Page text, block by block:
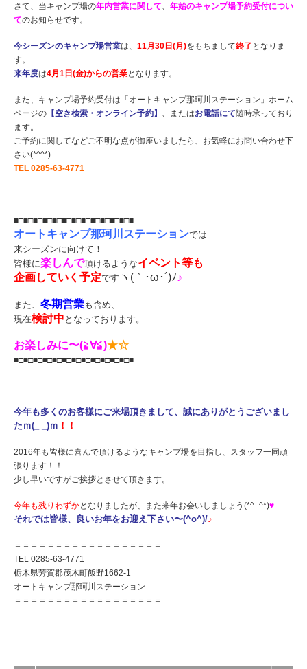
さて、当キャンプ場の年内営業に関して、 年始のキャンプ場予約受付につい
てのお知らせです。
今シーズンのキャンプ場営業は、 11月30日(月)をもちまして終了 となりま
す。
来年度は4月1日(金)からの営業となります。
また、キャンプ場予約受付は「オートキャンプ那珂川ステーション」ホーム
ページの 【空き検索・オンライン予約】 、またはお電話にて随時承っており
ます。
ご予約に関してなどご不明な点が御座いましたら、お気軽にお問い合わせ下
さい(*^^*)
TEL 0285-63-4771
■□■□■□■□■□■□■□■□■□■□■□■□■
オートキャンプ那珂川ステーションでは
来シーズンに向けて！
皆様に楽しんで頂けるようなイベント等も
企画していく予定です ヽ(｀･ω･´)ﾉ♪
また、 冬期営業も含め、
現在検討中 となっております。
お楽しみに〜(≧∀≦)★☆
■□■□■□■□■□■□■□■□■□■□■□■□■
今年も多くのお客様にご来場頂きまして、 誠にありがとうございまし
たｍ(_ _)ｍ ！！
2016年も皆様に喜んで頂けるようなキャンプ場を目指し、スタッフ一同頑
張ります！！
少し早いですがご挨拶とさせて頂きます。
今年も残りわずかとなりましたが、また来年お会いしましょう(*^_^*)♥︎
それでは皆様、良いお年をお迎え下さい〜(^o^)/♪
＝＝＝＝＝＝＝＝＝＝＝＝＝＝＝＝＝＝
TEL 0285-63-4771
栃木県芳賀郡茂木町飯野1662-1
オートキャンプ那珂川ステーション
＝＝＝＝＝＝＝＝＝＝＝＝＝＝＝＝＝＝